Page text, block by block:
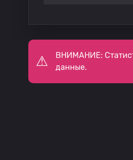
ВНИМАНИЕ:
данные.